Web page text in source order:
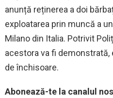
anunță reținerea a doi
exploatarea prin muncă a
Milano din Italia. Potrivit
acestora va fi demonstrată,
de închisoare.
‍Abonează-te la canalul